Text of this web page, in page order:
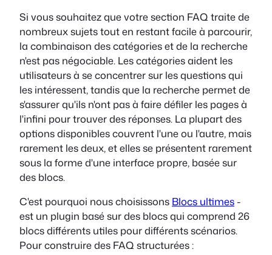
Si vous souhaitez que votre section FAQ traite de
nombreux sujets tout en restant facile à parcourir,
la combinaison des catégories et de la recherche
n'est pas négociable. Les catégories aident les
utilisateurs à se concentrer sur les questions qui
les intéressent, tandis que la recherche permet de
s'assurer qu'ils n'ont pas à faire défiler les pages à
l'infini pour trouver des réponses. La plupart des
options disponibles couvrent l'une ou l'autre, mais
rarement les deux, et elles se présentent rarement
sous la forme d'une interface propre, basée sur
des blocs.
C'est pourquoi nous choisissons Blocs ultimes-
est un plugin basé sur des blocs qui comprend 26
blocs différents utiles pour différents scénarios.
Pour construire des FAQ structurées :